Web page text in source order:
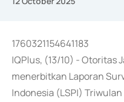
1760321154641183
IQPlus, (13/10) - Otoritas
menerbitkan Laporan
Indonesia (LSPI)